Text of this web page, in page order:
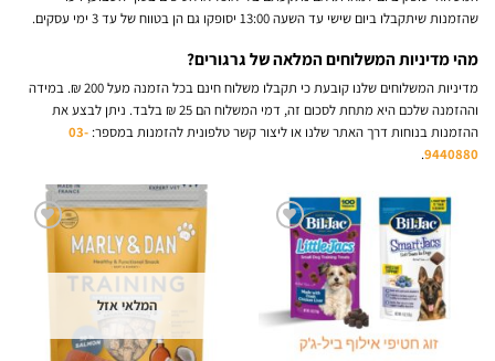
שהזמנות שיתקבלו ביום שישי עד השעה 13:00 יסופקו גם הן בטווח של עד 3 ימי עסקים
.
מהי מדיניות המשלוחים המלאה של גרגורים?
מדיניות המשלוחים שלנו קובעת כי תקבלו משלוח חינם בכל הזמנה מעל 200 ₪
. במידה
וההזמנה שלכם היא מתחת לסכום זה, דמי המשלוח הם 25 ₪ בלבד
. ניתן לבצע את
ההזמנות בנוחות דרך האתר שלנו או ליצור קשר טלפונית להזמנות במספר: 03-
9440880
.
הוסף
לרשימת
המלאי אזל